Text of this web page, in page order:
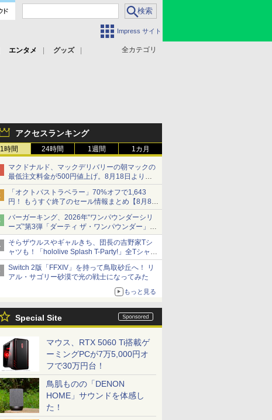
Impress サイト
全カテゴリ
エンタメ
グッズ
アクセスランキング
1時間 24時間 1週間 1カ月
マクドナルド、マックデリバリーの朝マックの
最低注文料金が500円値上げ。8月18日より
1,500円から受付
「オクトパストラベラー」70%オフで1,643
円！ もうすぐ終了のセール情報まとめ【8月8日
更新】
ニンテンドーeショップでは「大神 絶景版」が
67%オフで990円
バーガーキング、2026年“ワンパウンダーシリ
ーズ”第3弾「ダーティ ザ・ワンパウンダー」を
8月7日発売
「特製ガーリックマヨソース」を使用した超大
型チーズバーガー
そらザウルスやギャルきち、団長の吉野家Tシ
ャツも！「hololive Splash T-Party!」全Tシャツ
ラインナップ公開＆オンライン販売開始
Switch 2版「FFXIV」を持って鳥取砂丘へ！ リ
アル・サゴリー砂漠で光の戦士になってみた
もっと見る
Special Site
マウス、RTX 5060 Ti搭載ゲ
ーミングPCが7万5,000円オ
フで30万円台！
鳥肌ものの「DENON
HOME」サウンドを体感し
た！